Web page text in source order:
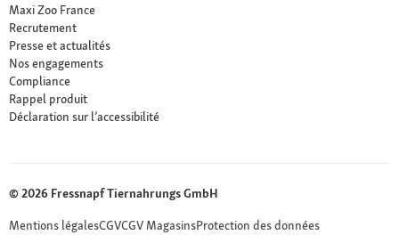
Maxi Zoo France
Recrutement
Presse et actualités
Nos engagements
Compliance
Rappel produit
Déclaration sur l’accessibilité
© 2026 Fressnapf Tiernahrungs GmbH
Mentions légalesCGVCGV MagasinsProtection des données